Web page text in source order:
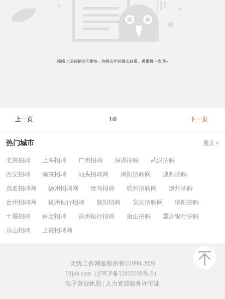
哦哦！没有职位不要怕，你那么年轻那么好看，再重搜一次呗~
上一页 1/0 下一页
热门城市 展开
北京招聘 上海招聘 广州招聘 深圳招聘
武汉招聘
西安招聘
南京招聘 汕头招聘网 揭阳招聘网
成都招聘
茂名招聘网
扬州招聘网 青岛招聘 杭州招聘网
滁州招聘
台州招聘网
杭州银行招聘 襄阳招聘 安庆招聘网
绵阳招聘
十堰招聘
保定招聘 苏州银行招聘 唐山招聘
重庆银行招聘
乐山招聘
上饶招聘网
无忧工作网版权所有©1999-2026
51job.com（沪ICP备12015550号-5）
电子营业执照
人力资源服务许可证